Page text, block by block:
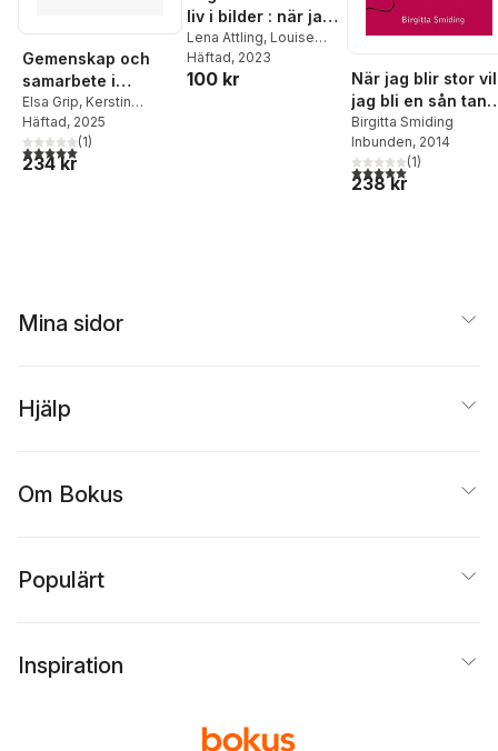
Gemenskap och
samarbete i
kollektivhus och
bogemenskap
Elsa Grip, Kerstin
Kärnekull,Ingrid Sillén
Häftad, 2025
5,0utav 5 stjärnor. Totalt antal röster:
(1)
234 kr
liv i bilder : när jag
är kreativ och mår
bra
Lena Attling, Louise
Attling
Häftad, 2023
100 kr
När jag blir stor
jag bli en sån tant
som blöder
Birgitta Smiding
Inbunden, 2014
5,0utav 5 stjärnor.
(1)
238 kr
Mina sidor
Hjälp
Om Bokus
Populärt
Inspiration